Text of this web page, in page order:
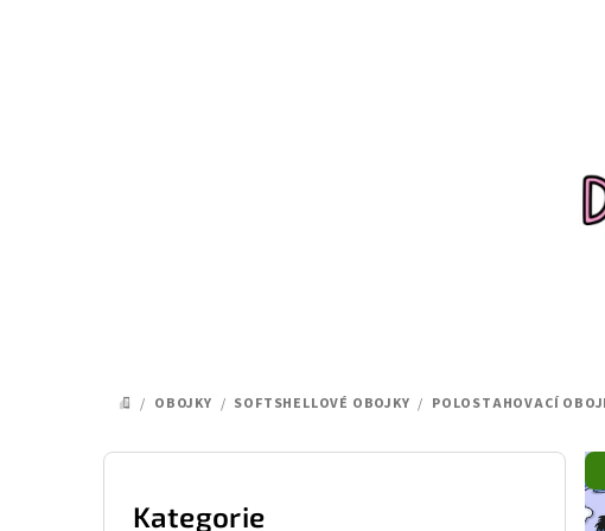
DOMŮ
/ OBOJKY / SOFTSHELLOVÉ OBOJKY / POLOSTAHOVACÍ
Přeskočit
Kategorie